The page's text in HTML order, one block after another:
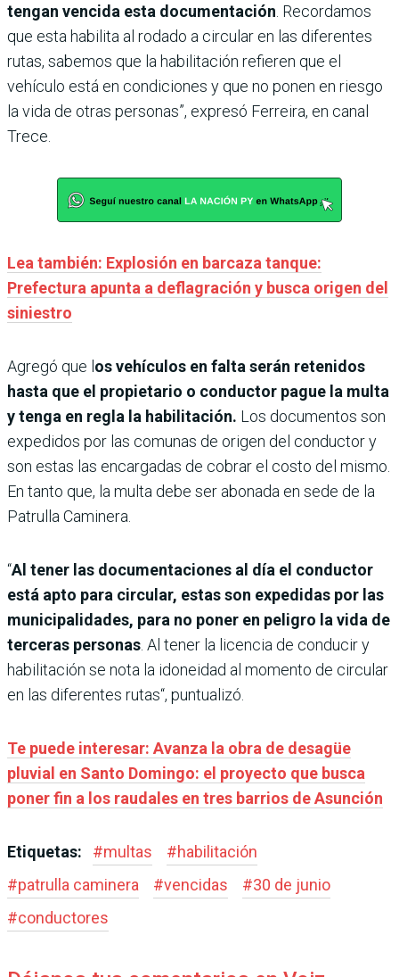
tengan vencida esta documentación . Recordamos
que esta habilita al rodado a circular en las diferentes
rutas, sabemos que la habilitación refieren que el
vehículo está en condiciones y que no ponen en riesgo
la vida de otras personas”, expresó Ferreira, en canal
Trece.
Lea también: Explosión en barcaza tanque:
Prefectura apunta a deflagración y busca origen del
siniestro
Agregó que los vehículos en falta serán retenidos
hasta que el propietario o conductor pague la multa
y tenga en regla la habilitación. Los documentos son
expedidos por las comunas de origen del conductor y
son estas las encargadas de cobrar el costo del mismo.
En tanto que, la multa debe ser abonada en sede de la
Patrulla Caminera.
“Al tener las documentaciones al día el conductor
está apto para circular, estas son expedidas por las
municipalidades, para no poner en peligro la vida de
terceras personas . Al tener la licencia de conducir y
habilitación se nota la idoneidad al momento de circular
en las diferentes rutas“, puntualizó.
Te puede interesar: Avanza la obra de desagüe
pluvial en Santo Domingo: el proyecto que busca
poner fin a los raudales en tres barrios de Asunción
Etiquetas: #multas #habilitación
#patrulla caminera #vencidas #30 de junio
#conductores